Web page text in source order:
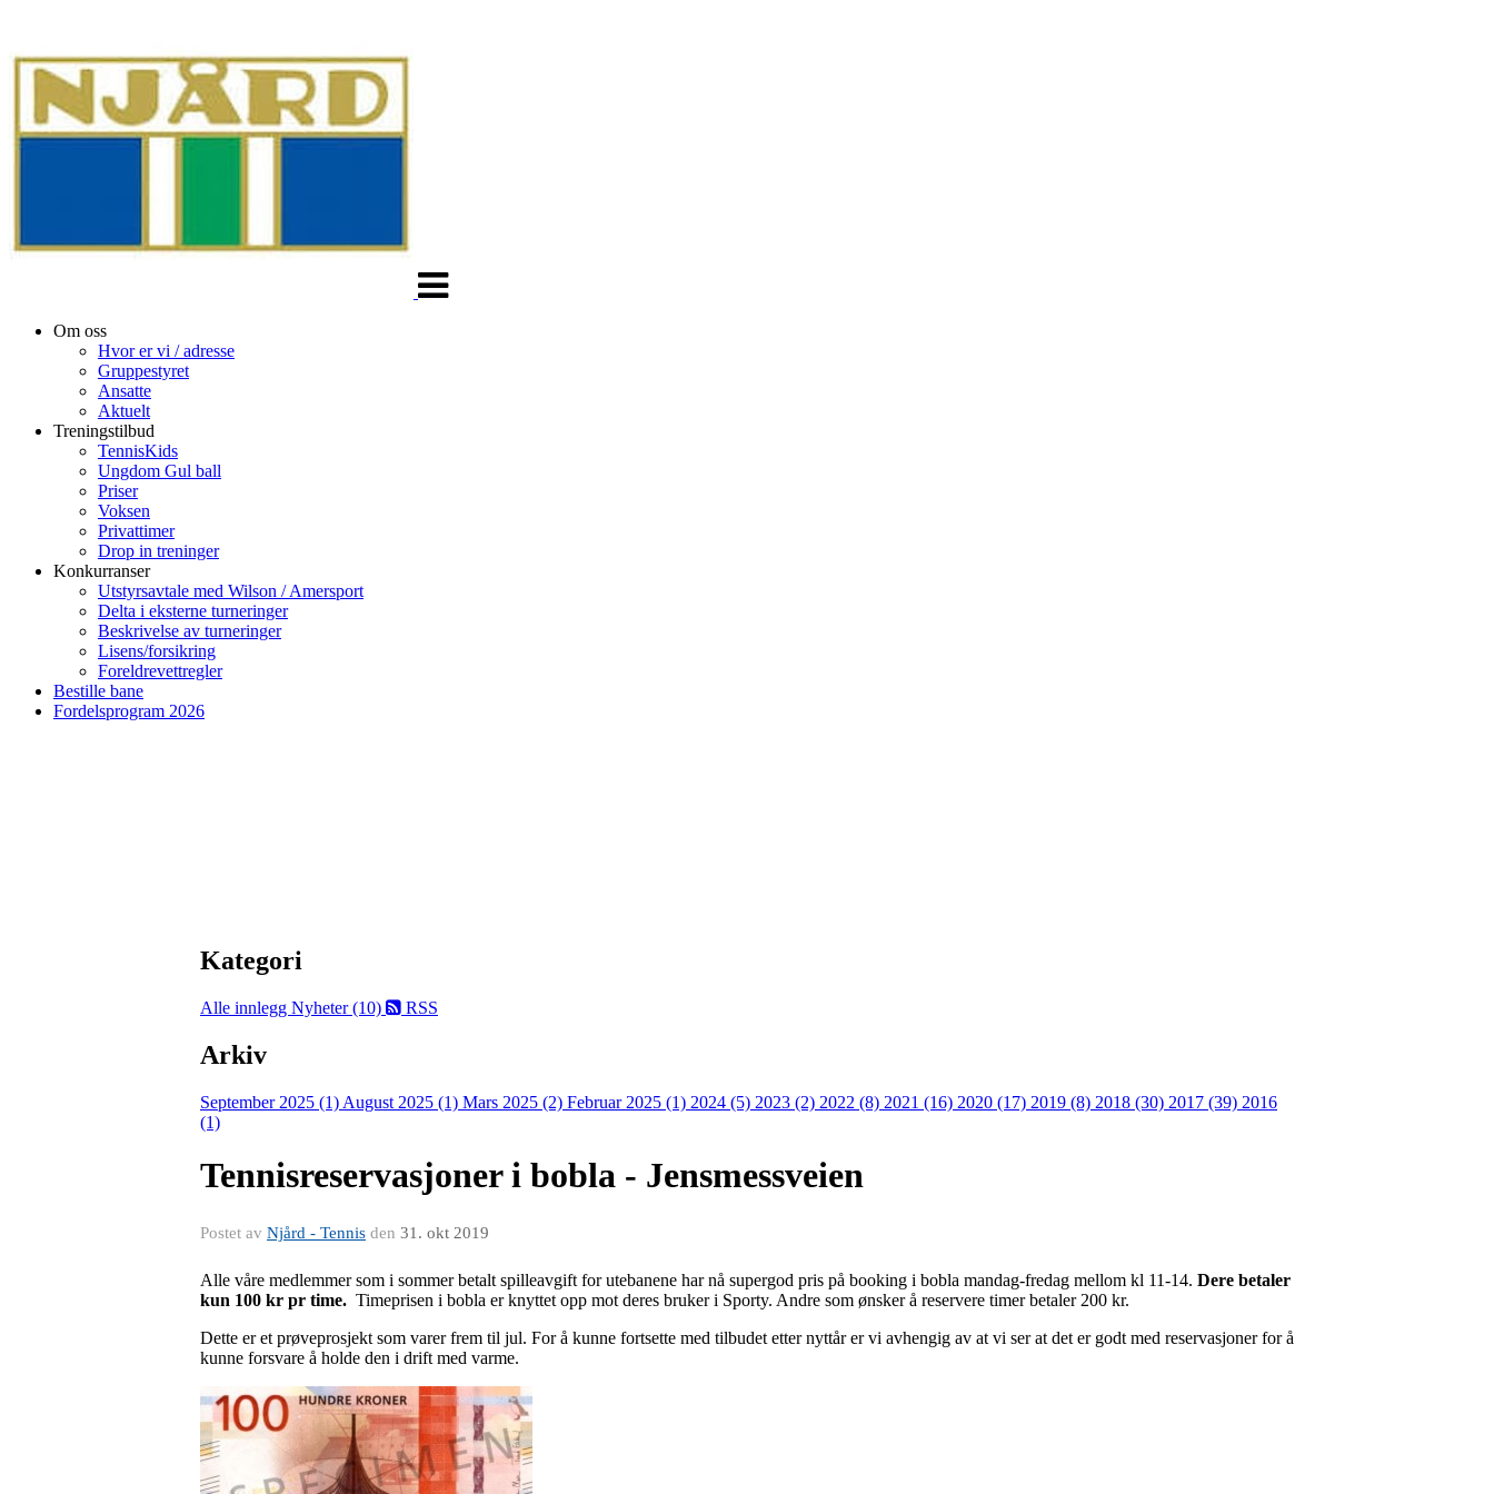
Om oss
Hvor er vi / adresse
Gruppestyret
Ansatte
Aktuelt
Treningstilbud
TennisKids
Ungdom Gul ball
Priser
Voksen
Privattimer
Drop in treninger
Konkurranser
Utstyrsavtale med Wilson / Amersport
Delta i eksterne turneringer
Beskrivelse av turneringer
Lisens/forsikring
Foreldrevettregler
Bestille bane
Fordelsprogram 2026
Kategori
Alle innlegg Nyheter (10) RSS
Arkiv
September 2025 (1) August 2025 (1) Mars 2025 (2) Februar 2025 (1) 2024 (5) 2023 (2) 2022 (8) 2021 (16) 2020 (17) 2019 (8) 2018 (30) 2017 (39) 2016
(1)
Tennisreservasjoner i bobla - Jensmessveien
Postet av Njård - Tennis den 31. okt 2019
Alle våre medlemmer som i sommer betalt spilleavgift for utebanene har nå supergod pris på booking i bobla mandag-fredag mellom kl 11-14. Dere betaler
kun 100 kr pr time. Timeprisen i bobla er knyttet opp mot deres bruker i Sporty. Andre som ønsker å reservere timer betaler 200 kr.
Dette er et prøveprosjekt som varer frem til jul. For å kunne fortsette med tilbudet etter nyttår er vi avhengig av at vi ser at det er godt med reservasjoner for å
kunne forsvare å holde den i drift med varme.